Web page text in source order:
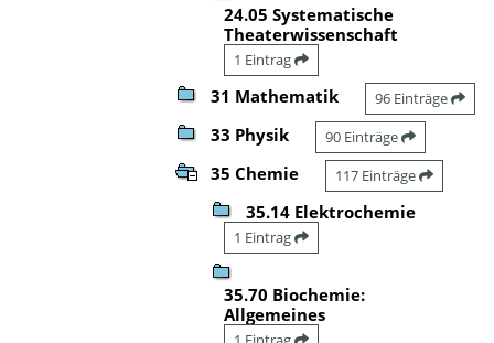
24.05 Systematische
Theaterwissenschaft
1 Eintrag
31 Mathematik 96 Einträge
33 Physik 90 Einträge
35 Chemie 117 Einträge
35.14 Elektrochemie
1 Eintrag
35.70 Biochemie:
Allgemeines